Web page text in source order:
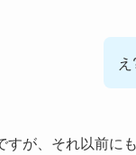
が、それ以前に